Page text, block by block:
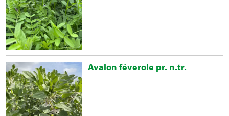
Avalon féverole pr. n.tr.